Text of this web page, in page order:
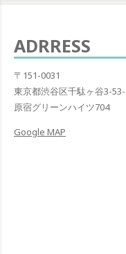
シ
ョ
ン
ADRRESS
〒151-0031
東京都渋谷区千駄ヶ谷3-
原宿グリーンハイツ704
Google MAP